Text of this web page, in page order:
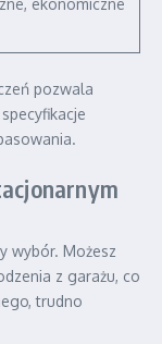
pozwala
wybór. Możesz
z garażu, co
trudno